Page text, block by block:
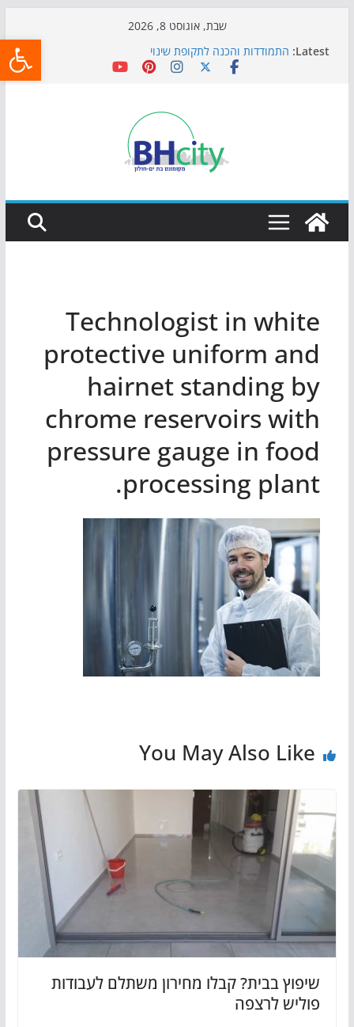
שבת, אוגוסט 8, 2026
Latest: התמודדות והכנה לתקופת שינוי
אי ההרפתקאות ממשיך לכבוש את הגינות: מאות משפחות
כדורגל באווירה מיוחדת: הקרנת גמר המונדיאל בטרמינל
הקיץ של בני הנוער בבת־ים: חוף הריביירה הופך למרחב
בטוח בשעות הערב
Technologist in white
protective uniform and
hairnet standing by
chrome reservoirs with
pressure gauge in food
processing plant.
You May Also Like
שיפוץ בבית? קבלו מחירון משתלם לעבודות
פוליש לרצפה